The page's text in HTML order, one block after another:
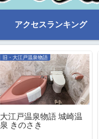
アクセスランキング
旧・大江戸温泉物語
大江戸温泉物語 城崎温
泉 きのさき